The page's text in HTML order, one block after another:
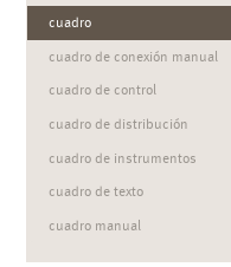
cuadro
cuadro de conexión manual
cuadro de control
cuadro de distribución
cuadro de instrumentos
cuadro de texto
cuadro manual
cuadros por segundo